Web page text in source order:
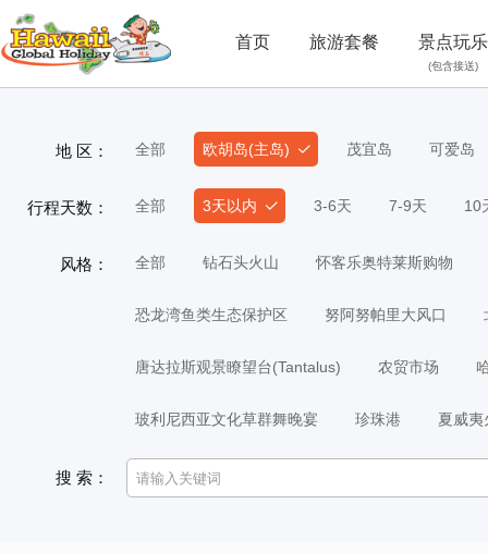
首页 旅游套餐 景点玩乐
(包含接送)
地 区： 全部 欧胡岛(主岛) 茂宜岛 可爱岛
行程天数： 全部 3天以内 3-6天 7-9天 10
风格： 全部 钻石头火山 怀客乐奥特莱斯购物
恐龙湾鱼类生态保护区 努阿努帕里大风口
唐达拉斯观景瞭望台(Tantalus) 农贸市场
玻利尼西亚文化草群舞晚宴 珍珠港 夏威夷
搜 索：